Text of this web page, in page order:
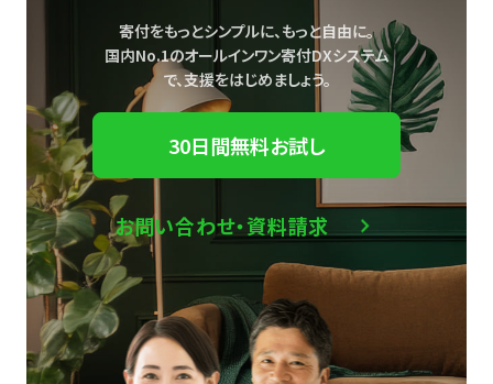
寄付をもっとシンプルに、もっと自由に。
国内No.1のオールインワン寄付DXシステム
で、支援をはじめましょう。
30日間無料お試し
お問い合わせ・資料請求